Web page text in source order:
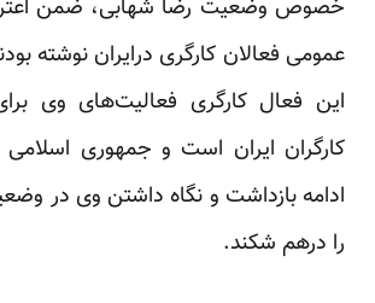
خصوص وضعیت رضا شهابی، ضمن
عمومی فعالان کارگری درایران نوشته
این فعال کارگری فعالیت‌های وی
کارگران ایران است و جمهوری
ادامه بازداشت و نگاه داشتن وی در
را درهم شکند.